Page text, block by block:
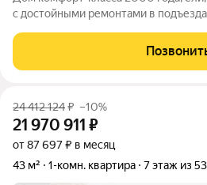
с достойными ремонтами в
мягкими покрытиями. Квартира с
панорама горизонт
24 412 124₽ –10%
21 970 911 ₽
от 87 697 ₽ в месяц
43 м²
1-комн. квартира 7 этаж из 53